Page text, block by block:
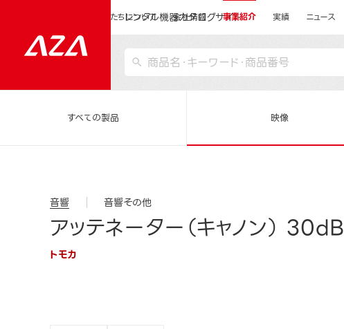
レンタル機器カタログサイト
私たちについて 会社情報 事業紹介 実績 ニュース
すべての製品 映像
音響 音響その他
アッテネーター（キャノン） 30dB
トモカ